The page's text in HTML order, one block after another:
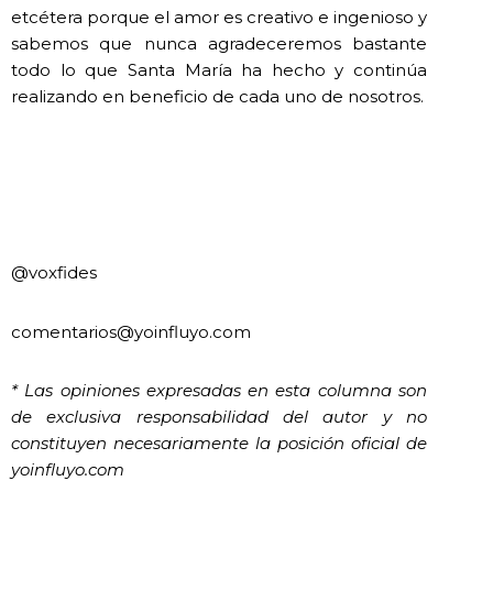
etcétera porque el amor es creativo e ingenioso y
sabemos que nunca agradeceremos bastante
todo lo que Santa María ha hecho y continúa
realizando en beneficio de cada uno de nosotros.
@voxfides
comentarios@yoinfluyo.com
* Las opiniones expresadas en esta columna son
de exclusiva responsabilidad del autor y no
constituyen necesariamente la posición oficial de
yoinfluyo.com